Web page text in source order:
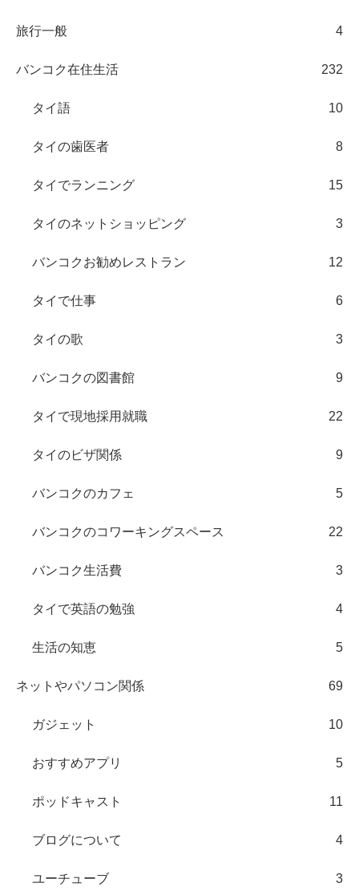
旅行一般 4
バンコク在住生活 232
タイ語 10
タイの歯医者 8
タイでランニング 15
タイのネットショッピング 3
バンコクお勧めレストラン 12
タイで仕事 6
タイの歌 3
バンコクの図書館 9
タイで現地採用就職 22
タイのビザ関係 9
バンコクのカフェ 5
バンコクのコワーキングスペース 22
バンコク生活費 3
タイで英語の勉強 4
生活の知恵 5
ネットやパソコン関係 69
ガジェット 10
おすすめアプリ 5
ポッドキャスト 11
ブログについて 4
ユーチューブ 3